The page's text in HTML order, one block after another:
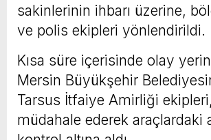
sakinlerinin ihbarı üzerine,
ve polis ekipleri yönlendirildi.
Kısa süre içerisinde olay
Mersin Büyükşehir
Tarsus İtfaiye Amirliği
müdahale ederek araçlardaki